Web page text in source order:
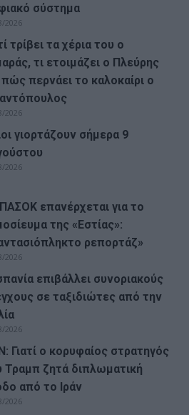
σύστημα
2026
τρίβει τα χέρια του ο
τι ετοιμάζει ο Πλεύρης
πώς περνάει το καλοκαίρι ο
2026
γιορτάζουν σήμερα 9
2026
επανέρχεται για το
της «Εστίας»:
ρεπορτάζ»
2026
επιβάλλει συνοριακούς
σε ταξιδιώτες από την
2026
Γιατί ο κορυφαίος στρατηγός
Τραμπ ζητά διπλωματική
από το Ιράν
2026